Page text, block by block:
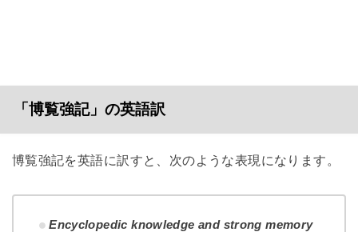
「博覧強記」の英語訳
博覧強記を英語に訳すと、次のような表現になります。
Encyclopedic knowledge and strong memory